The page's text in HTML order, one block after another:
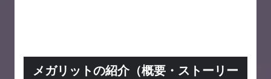
メガリットの紹介（概要・ストーリー